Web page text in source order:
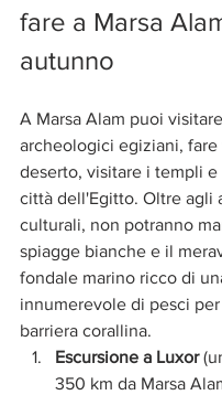
fare a Marsa
autunno
A Marsa Alam puoi
archeologici egiziani, fare
deserto, visitare i templi
città dell'Egitto. Oltre agli
culturali, non potranno
spiagge bianche e il
fondale marino ricco di
innumerevole di pesci
barriera corallina.
Escursione a Luxor
350 km da Marsa